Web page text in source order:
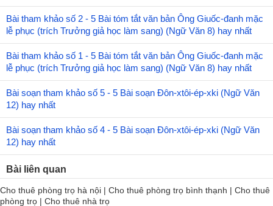
Bài tham khảo số 2 - 5 Bài tóm tắt văn bản Ông Giuốc-đanh mặc
lễ phục (trích Trưởng giả học làm sang) (Ngữ Văn 8) hay nhất
Bài tham khảo số 1 - 5 Bài tóm tắt văn bản Ông Giuốc-đanh mặc
lễ phục (trích Trưởng giả học làm sang) (Ngữ Văn 8) hay nhất
Bài soạn tham khảo số 5 - 5 Bài soạn Đôn-xtôi-ép-xki (Ngữ Văn
12) hay nhất
Bài soạn tham khảo số 4 - 5 Bài soạn Đôn-xtôi-ép-xki (Ngữ Văn
12) hay nhất
Bài liên quan
Cho thuê phòng trọ hà nội | Cho thuê phòng trọ bình thạnh | Cho thuê
phòng trọ | Cho thuê nhà trọ